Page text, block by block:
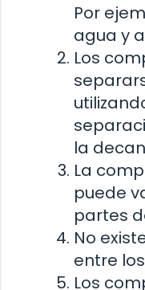
Por
agua y
Los
la
La
puede
partes
No
entre
Los